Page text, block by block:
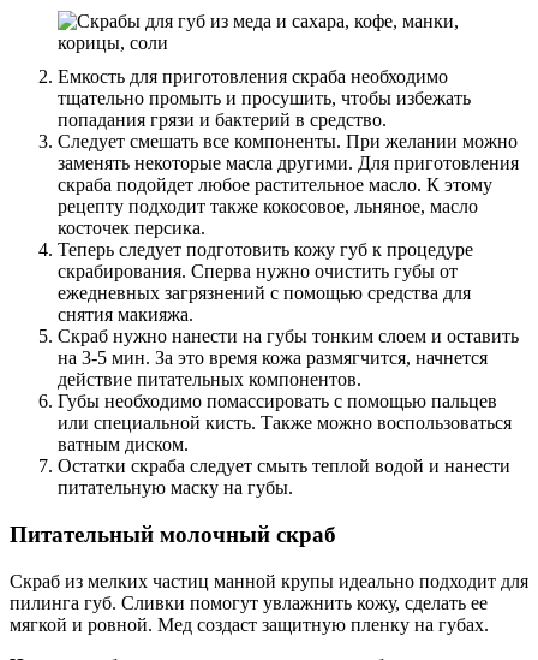
Емкость для приготовления скраба необходимо
тщательно промыть и просушить, чтобы избежать
попадания грязи и бактерий в средство.
Следует смешать все компоненты. При желании можно
заменять некоторые масла другими. Для приготовления
скраба подойдет любое растительное масло. К этому
рецепту подходит также кокосовое, льняное, масло
косточек персика.
Теперь следует подготовить кожу губ к процедуре
скрабирования. Сперва нужно очистить губы от
ежедневных загрязнений с помощью средства для
снятия макияжа.
Скраб нужно нанести на губы тонким слоем и оставить
на 3-5 мин. За это время кожа размягчится, начнется
действие питательных компонентов.
Губы необходимо помассировать с помощью пальцев
или специальной кисть. Также можно воспользоваться
ватным диском.
Остатки скраба следует смыть теплой водой и нанести
питательную маску на губы.
Питательный молочный скраб
Скраб из мелких частиц манной крупы идеально подходит для
пилинга губ. Сливки помогут увлажнить кожу, сделать ее
мягкой и ровной. Мед создаст защитную пленку на губах.